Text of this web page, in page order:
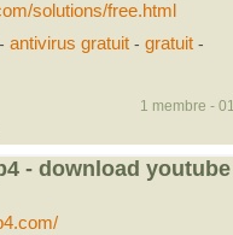
solutions/free.html
- antivirus gratuit- gratuit-
1 membre -
- download